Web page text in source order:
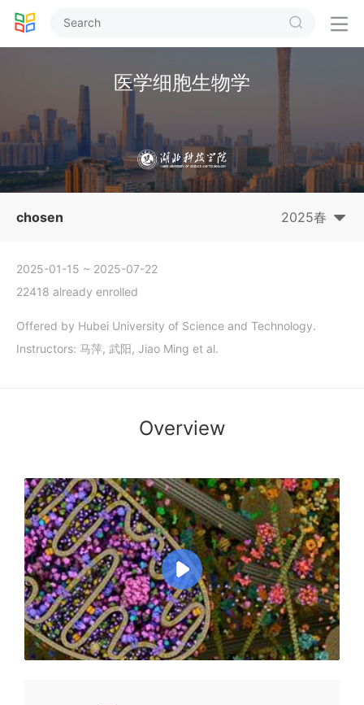
 
医学细胞生物学
chosen 2025春
2025-01-15 ~ 2025-07-22
22418 already enrolled
Offered by Hubei University of Science and Technology.
Instructors: 马萍, 武阳, Jiao Ming et al.
Overview
亚显微结构、分子结构以及细胞与环境的关系四个层次，动态
地、全面系统地研究细胞的形态结构、功能及其生命活动规
律，以及细胞与疾病的发生、发展关系和防治规律的学科。